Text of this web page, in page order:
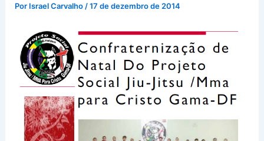
Por Israel Carvalho /17 de dezembro de 2014